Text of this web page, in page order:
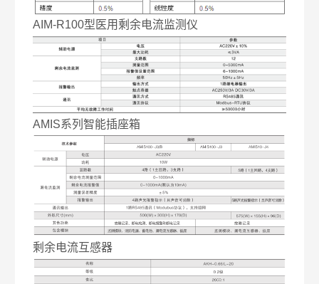
AIM-R100型医用剩余电流监测仪
AMIS系列智能插座箱
剩余电流互感器